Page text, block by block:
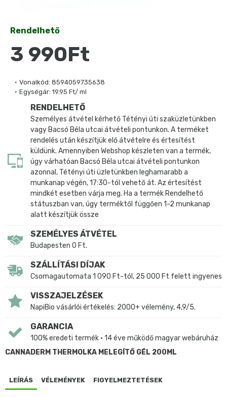
Vonalkód: 8594059735638
Egységár: 19.95 Ft/ ml
Rendelhető
3 990Ft
RENDELHETŐ
Személyes átvétel kérhető Tétényi úti szaküzletünkben
vagy Bacsó Béla utcai átvételi pontunkon. A terméket
rendelés után készítjük elő átvételre és értesítést
küldünk. Amennyiben Webshop készleten van a termék,
úgy várhatóan Bacsó Béla utcai átvételi pontunkon
azonnal, Tétényi úti üzletünkben leghamarabb a
munkanap végén, 17:30-tól vehető át. Az értesítést
mindkét esetben várja meg. Ha a termék Rendelhető
státuszban van, úgy terméktől függően 1-2 munkanap
alatt készítjük össze
SZEMÉLYES ÁTVÉTEL
Budapesten 0 Ft.
SZÁLLÍTÁSI DÍJAK
Csomagautomata 1 090 Ft-tól, 25 000 Ft felett ingyenes
VISSZAJELZÉSEK
NapiBio vásárlói értékelés: 2000+ vélemény, 4,9/5.
GARANCIA
100% eredeti termék • 14 éve működő magyar webáruház
CANNADERM THERMOLKA MELEGÍTŐ GÉL 200ML
LEÍRÁS VÉLEMÉNYEK FIGYELMEZTETÉSEK